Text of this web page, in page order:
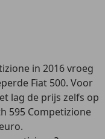
in 2016 vroeg
Fiat 500. Voor
lag de prijs zelfs op
595 Competizione